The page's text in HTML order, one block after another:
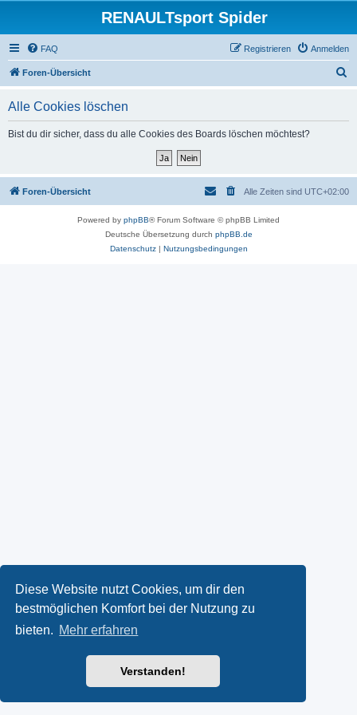
Diese Website nutzt Cookies, um dir den
bestmöglichen Komfort bei der Nutzung zu
bieten. Mehr erfahren
Verstanden!
RENAULTsport Spider
FAQ Anmelden
Registrieren
Foren-Übersicht
Alle Cookies löschen
Bist du dir sicher, dass du alle Cookies des Boards löschen möchtest?
Foren-Übersicht Alle Zeiten sind UTC+02:00
Powered by phpBB® Forum Software © phpBB Limited
Deutsche Übersetzung durch phpBB.de
Datenschutz| Nutzungsbedingungen